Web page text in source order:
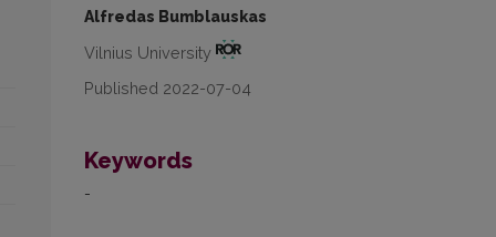
Alfredas Bumblauskas
Vilnius University
Published 2022-07-04
Keywords
-